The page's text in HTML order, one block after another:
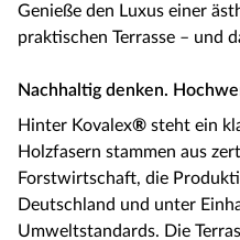
Genieße den Luxus einer
praktischen Terrasse – und
Nachhaltig denken.
Hinter Kovalex® steht ein
Holzfasern stammen aus
Forstwirtschaft, die
Deutschland und unter
Umweltstandards. Die